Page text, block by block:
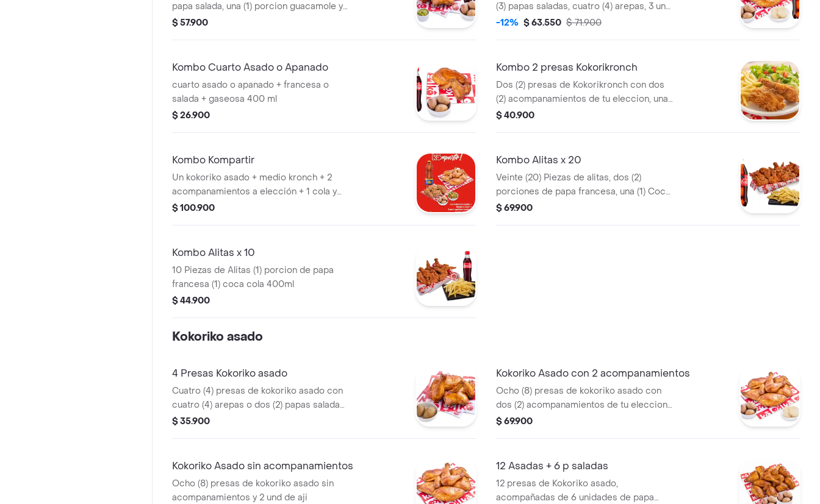
papa salada, una (1) porcion guacamole y
dos (2) Coca cola 400ml
$ 57.900
(3) papas saladas, cuatro (4) arepas, 3 und
de aji y una (1) Coca cola 1,5lt
-12% $ 63.550 $ 71.900
Kombo Cuarto Asado o Apanado
cuarto asado o apanado + francesa o
salada + gaseosa 400 ml
$ 26.900
Kombo 2 presas Kokorikronch
Dos (2) presas de Kokorikronch con dos
(2) acompanamientos de tu eleccion, una
(1) Coca Cola 400 ml y 1 und de miel
$ 40.900
Kombo Kompartir
Un kokoriko asado + medio kronch + 2
acompanamientos a elección + 1 cola y
pola 1.5 Ltros
$ 100.900
Kombo Alitas x 20
Veinte (20) Piezas de alitas, dos (2)
porciones de papa francesa, una (1) Coca
cola 1.5 lt,1 opción salsa alitas y 2 und de
$ 69.900
Kombo Alitas x 10
10 Piezas de Alitas (1) porcion de papa
francesa (1) coca cola 400ml
$ 44.900
Kokoriko asado
4 Presas Kokoriko asado
Cuatro (4) presas de kokoriko asado con
cuatro (4) arepas o dos (2) papas saladas
y 1 und de aji
$ 35.900
Kokoriko Asado con 2 acompanamientos
Ocho (8) presas de kokoriko asado con
dos (2) acompanamientos de tu eleccion
y 2 und de aji
$ 69.900
Kokoriko Asado sin acompanamientos
Ocho (8) presas de kokoriko asado sin
acompanamientos y 2 und de aji
12 Asadas + 6 p saladas
12 presas de Kokoriko asado,
acompañadas de 6 unidades de papa